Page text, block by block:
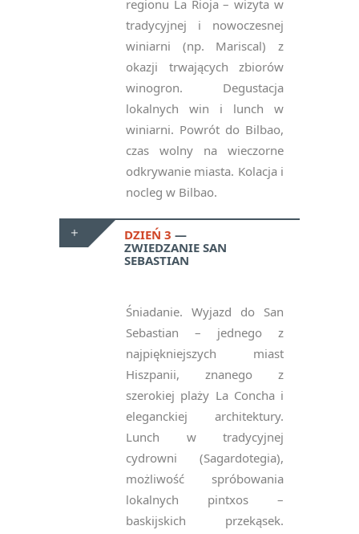
regionu La Rioja – wizyta w
tradycyjnej i nowoczesnej
winiarni (np. Mariscal) z
okazji trwających zbiorów
winogron. Degustacja
lokalnych win i lunch w
winiarni. Powrót do Bilbao,
czas wolny na wieczorne
odkrywanie miasta. Kolacja i
nocleg w Bilbao.
DZIEŃ 3
ZWIEDZANIE SAN
SEBASTIAN
Śniadanie. Wyjazd do San
Sebastian – jednego z
najpiękniejszych miast
Hiszpanii, znanego z
szerokiej plaży La Concha i
eleganckiej architektury.
Lunch w tradycyjnej
cydrowni (Sagardotegia),
możliwość spróbowania
lokalnych pintxos –
baskijskich przekąsek.